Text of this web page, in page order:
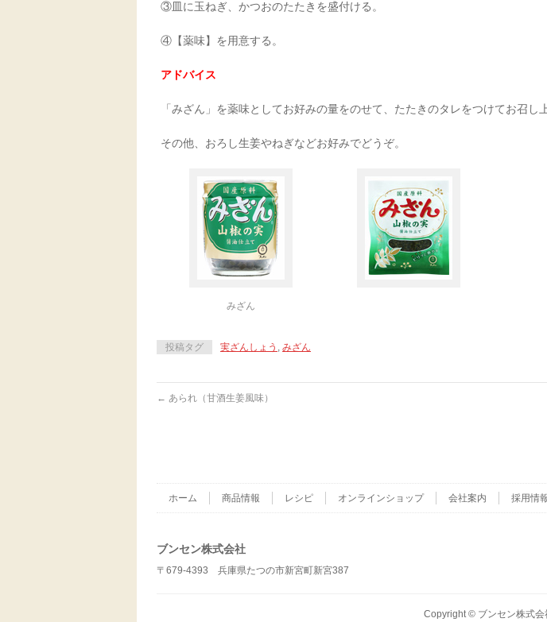
③皿に玉ねぎ、かつおのたたきを盛付ける。
④【薬味】を用意する。
アドバイス
「みざん」を薬味としてお好みの量をのせて、たたきのタレをつけてお召し
その他、おろし生姜やねぎなどお好みでどうぞ。
みざん
投稿タグ 実ざんしょう , みざん
← あられ（甘酒生姜風味）
ホーム 商品情報 レシピ オンラインショップ 会社案内 採用情
ブンセン株式会社
〒679-4393 兵庫県たつの市新宮町新宮387
Copyright © ブンセン株式会